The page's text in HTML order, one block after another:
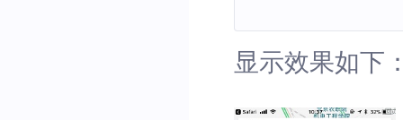
显示效果如下